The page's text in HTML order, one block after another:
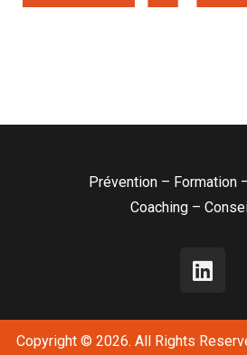
Prévention – Formation
Coaching –
Copyright © 2026. All Rights